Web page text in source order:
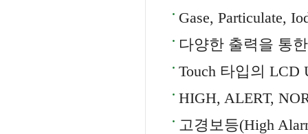
Gase, Particulate,
다양한 출력을 통
Touch 타입의 LCD
HIGH, ALERT,
고경보등(High